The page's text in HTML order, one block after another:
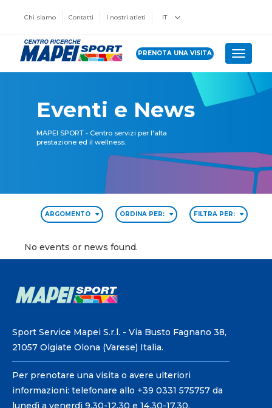
Chi siamo Contatti I nostri atleti IT
PRENOTA UNA VISITA Toggle
Eventi e News
MAPEI SPORT - Centro servizi per l'alta
prestazione ed il wellness.
ARGOMENTO ORDINA PER: FILTRA PER:
No events or news found.
Sport Service Mapei S.r.l. - Via Busto Fagnano 38,
21057 Olgiate Olona (Varese) Italia.
Per prenotare una visita o avere ulteriori
informazioni: telefonare allo +39 0331 575757 da
lunedì a venerdì 9.30-12.30 e 14.30-17.30.